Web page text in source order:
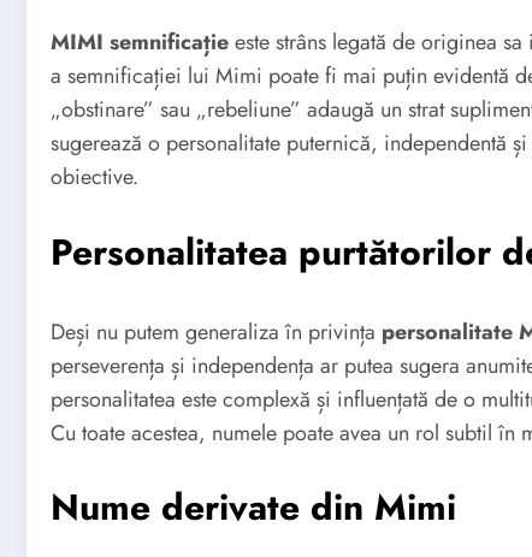
MIMI semnificațieeste strâns legată de originea
a semnificației lui Mimi poate fi mai puțin evidentă
„obstinare” sau „rebeliune” adaugă un strat
sugerează o personalitate puternică, independentă
obiective.
Personalitatea purtătorilor
Deși nu putem generaliza în privința personalitate
perseverența și independența ar putea sugera
personalitatea este complexă și influențată de o
Cu toate acestea, numele poate avea un rol subtil
Nume derivate din Mimi